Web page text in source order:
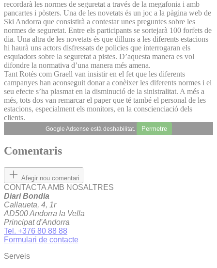
recordarà les normes de seguretat a través de la megafonia i amb
pancartes i pòsters. Una de les novetats és un joc a la pàgina web de
Ski Andorra que consistirà a contestar unes preguntes sobre les
normes de seguretat. Entre els participants se sortejarà 100 forfets de
dia. Una altra de les novetats és que dilluns a les diferents estacions
hi haurà uns actors disfressats de policies que interrogaran els
esquiadors sobre la seguretat a pistes. D’aquesta manera es vol
difondre la normativa d’una manera més amena.
Tant Rotés com Graell van insistir en el fet que les diferents
campanyes han aconseguit donar a conèixer les diferents normes i el
seu efecte s’ha plasmat en la disminució de la sinistralitat. A més a
més, tots dos van remarcar el paper que té també el personal de les
estacions, especialment els monitors, en la conscienciació dels
clients.
Google Adsense està deshabilitat. Permetre
Comentaris
Afegir nou comentari
CONTACTA AMB NOSALTRES
Diari Bondia
Callaueta, 4, 1r
AD500 Andorra la Vella
Principat d'Andorra
Tel. +376 80 88 88
Formulari de contacte
Serveis